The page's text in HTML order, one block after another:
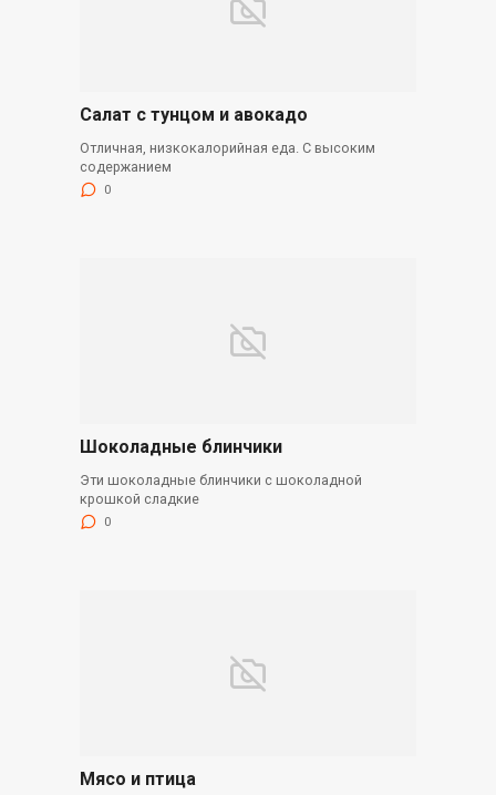
Салат с тунцом и авокадо
Отличная, низкокалорийная еда. С высоким
содержанием
0
Шоколадные блинчики
Эти шоколадные блинчики с шоколадной
крошкой сладкие
0
Мясо и птица